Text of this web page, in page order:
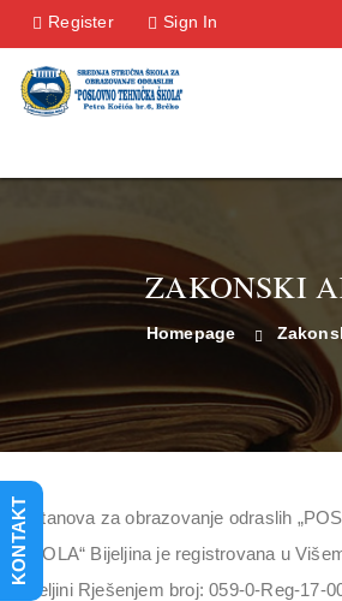
Register Sign In
ZAKONSKI
Homepage
Ustanova za obrazovanje odraslih
ŠKOLA“ Bijeljina je registrovana u
Bijeljini Rješenjem broj: 059-0-Reg-17-
KONTAKT